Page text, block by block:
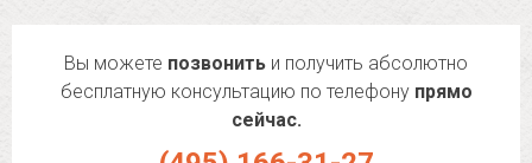
Вы можете позвонить и получить абсолютно
бесплатную консультацию по телефону прямо
сейчас.